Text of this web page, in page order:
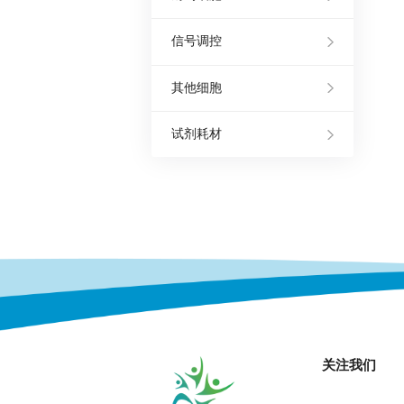
信号调控
其他细胞
试剂耗材
关注我们